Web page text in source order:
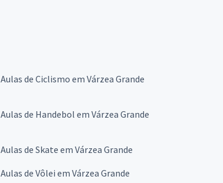
Aulas de Ciclismo em Várzea Grande
Aulas de Handebol em Várzea Grande
Aulas de Skate em Várzea Grande
Aulas de Vôlei em Várzea Grande